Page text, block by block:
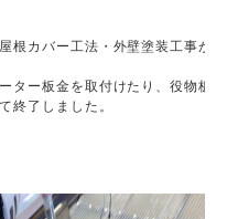
根カバー工法・外壁塗装工事が
ター板金を取付けたり、役物板
終了しました。